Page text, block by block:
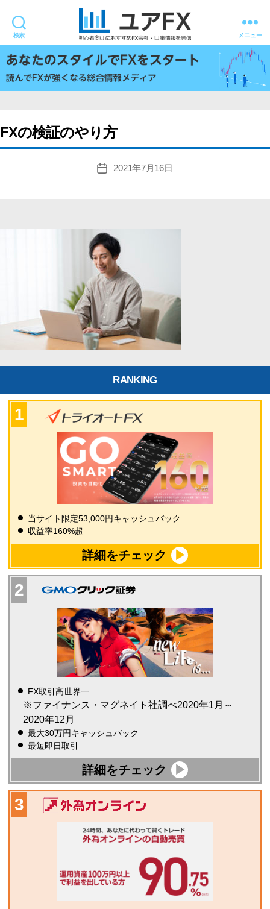
検索
ユ
ア
FX
メニュー
FXの検証のやり方
投
2021年7月16日
RANKING
当サイト限定53,000円キャッシュバック
収益率160%超
詳細をチェック
FX取引高世界一
※ファイナンス・マグネイト社調べ2020年1月～
2020年12月
最大30万円キャッシュバック
最短即日取引
詳細をチェック